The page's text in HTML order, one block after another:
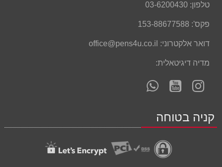
טלפון: 03-6200430
פקס': 153-88677588
דואר אלקטרוני: office@pens4u.co.il
מדיה דיגיטאלית:
עקוב
אחרינו
YouTube
עקוב
אחרינו
YouTubeקניה בטוחה